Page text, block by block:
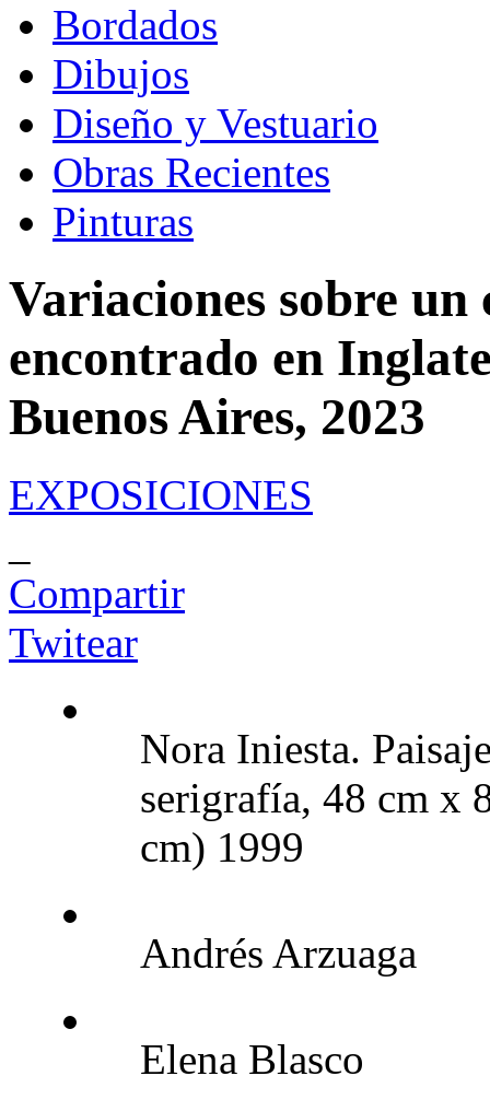
Bordados
Dibujos
Diseño y Vestuario
Obras Recientes
Pinturas
Variaciones sobre
encontrado en
Buenos Aires, 2023
EXPOSICIONES
Compartir
Twitear
Nora Iniesta.
serigrafía, 48 cm x
cm) 1999
Andrés Arzuaga
Elena Blasco